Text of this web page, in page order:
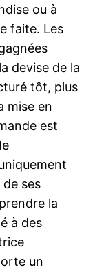
ou à
faite. Les
devise de la
tôt, plus
mise en
est
ses
la
à des
un